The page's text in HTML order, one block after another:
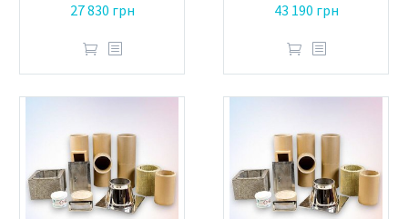
27 830 грн 43 190 грн